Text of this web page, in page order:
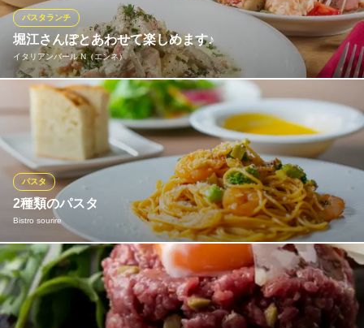
ン！次々と運ばれるメニューは、どれも満足すること間違いな
し！
メーメのイタめし家 心斎橋本店
心斎橋のイタリアンバル
地下鉄心斎橋駅南6番出口エスカレーター 徒歩1分
大阪府大阪市中央区東心斎橋1-19-3 横山ビル2F
堀江さんぽとあわせて楽しめます♪
イタリアンバール N（エンネ）
パスタランチ
当店のランチはパスタ2種またはリゾットなどの日替わりメニュー
全3種から選べるスタイルです。例えば、ある日のランチは「ベー
コンと大葉のトマトクリーム」や「鶏ミンチとキノコのクリーム
リゾット」などからチョイス。また、休日は前菜が付くプチ贅沢
ランチやメイン付きの豪華ランチをご提供！
イタリアンバール N（エンネ）
イタリア料理とワイン
大阪メトロ長堀鶴見緑地線西長堀駅 徒歩7分
大阪府大阪市西区南堀江2-10-6
2種類のパスタ
Bistro sourire
パスタ
ビストロのパスタが大人気でランチだけではなくディナーでもご
用意しております。オイルパスタ、クリームパスタ、トマトソー
スパスタなど２種類をご用意しております。